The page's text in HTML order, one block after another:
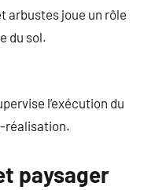
arbustes joue un rôle
du sol.
l’exécution du
réalisation.
paysager